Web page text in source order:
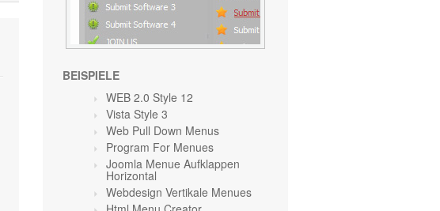
BEISPIELE
WEB 2.0 Style 12
Vista Style 3
Web Pull Down Menus
Program For Menues
Joomla Menue Aufklappen
Horizontal
Webdesign Vertikale Menues